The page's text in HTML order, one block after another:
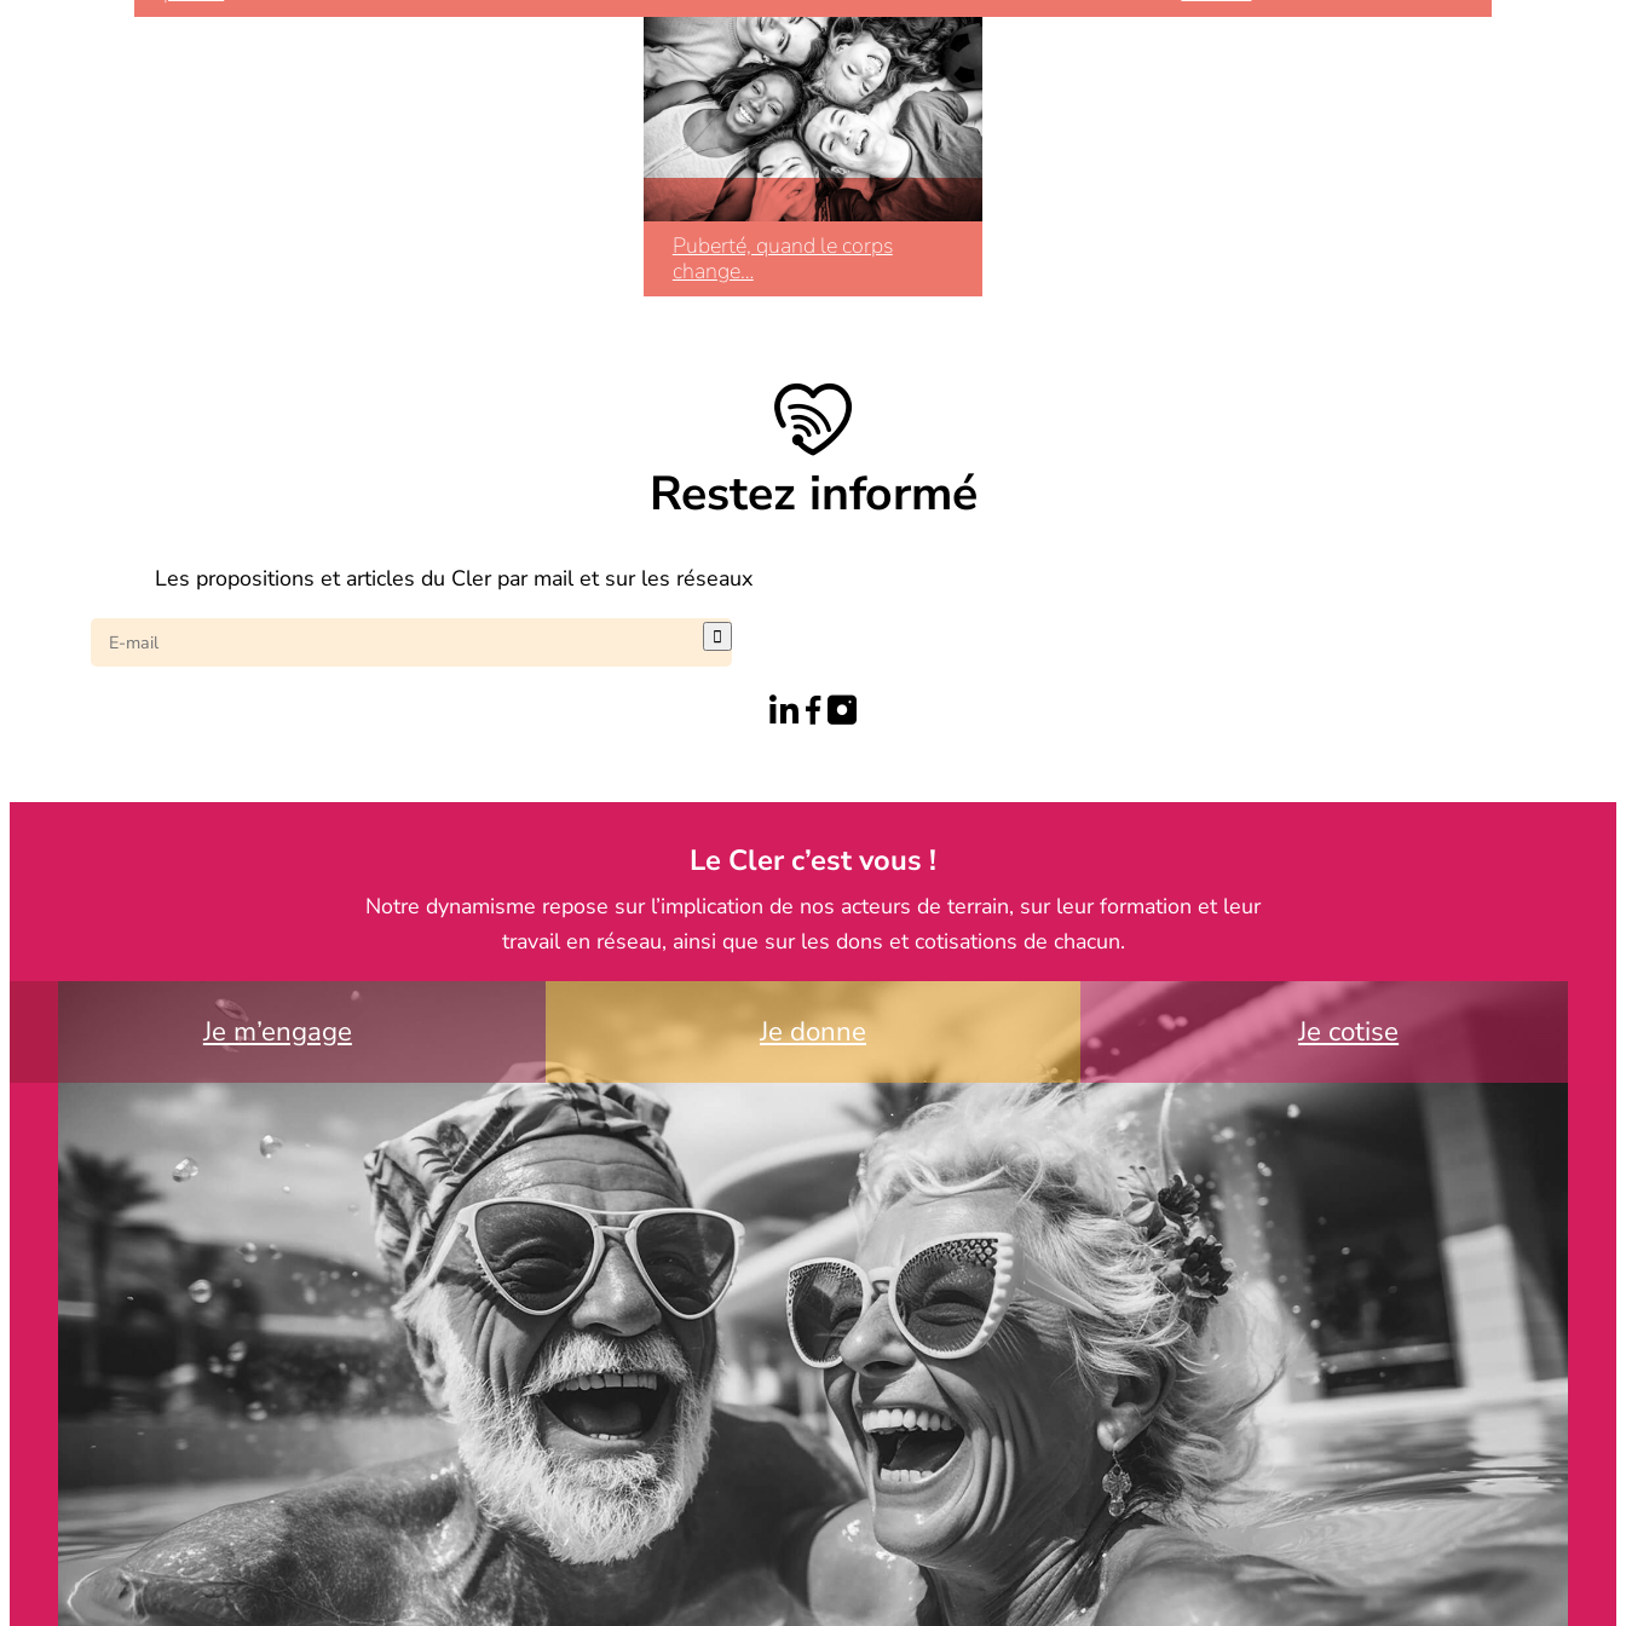
Puberté, quand le corps
change…
Restez informé
Les propositions et articles du Cler par mail et sur les réseaux

Le Cler c’est vous !
Notre dynamisme repose sur l’implication de nos acteurs de terrain, sur leur formation et leur
travail en réseau, ainsi que sur les dons et cotisations de chacun.
Je m’engage Je donne Je cotise